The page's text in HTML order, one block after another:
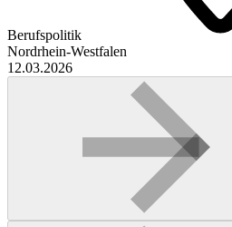
Berufspolitik
Nordrhein-Westfalen
12.03.2026